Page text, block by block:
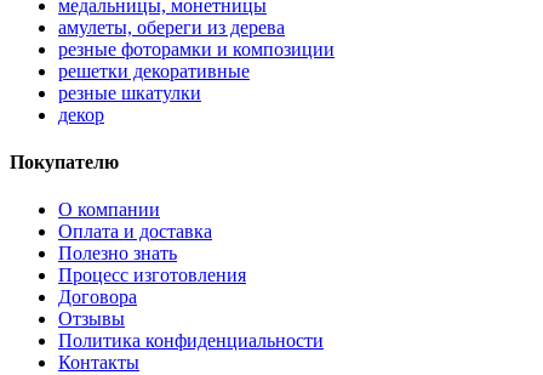
медальницы, монетницы
амулеты, обереги из дерева
резные фоторамки и композиции
решетки декоративные
резные шкатулки
декор
Покупателю
О компании
Оплата и доставка
Полезно знать
Процесс изготовления
Договора
Отзывы
Политика конфиденциальности
Контакты